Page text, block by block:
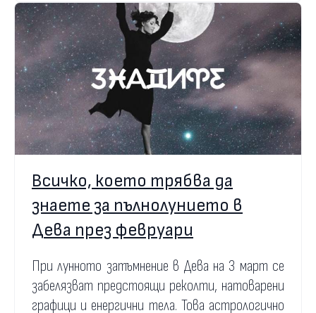
Всичко, което трябва да
знаете за пълнолунието в
Дева през февруари
При лунното затъмнение в Дева на 3 март се
забелязват предстоящи реколти, натоварени
графици и енергични тела. Това астрологично